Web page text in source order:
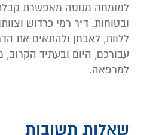
למומחה מנוסה מאפשרת
ובטוחות. ד"ר רמי כרדוש
ללוות, לאבחן ולהתאים את
עבורכם, היום ובעתיד הקרוב,
למרפאה.
שאלות תשובות